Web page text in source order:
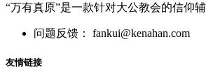
“万有真原”是一款针对大公教会的信仰
问题反馈： fankui@kenahan.com
友情链接